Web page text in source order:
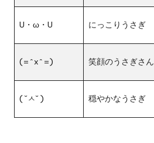
U・ω・U にっこりうさぎ
(=^x^=) 笑顔のうさぎさん
( ˘ㅅ˘ ) 穏やかなうさぎ